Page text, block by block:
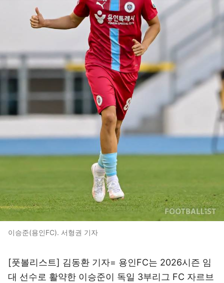
이승준(용인FC). 서형권 기자
[풋볼리스트] 김동환 기자= 용인FC는 2026시즌 임
대 선수로 활약한 이승준이 독일 3부리그 FC 자르브